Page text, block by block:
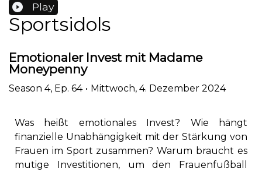
Play
Sportsidols
Emotionaler Invest mit Madame
Moneypenny
Season 4, Ep. 64 • Mittwoch, 4. Dezember 2024
Was heißt emotionales Invest? Wie hängt
finanzielle Unabhängigkeit mit der Stärkung von
Frauen im Sport zusammen? Warum braucht es
mutige Investitionen, um den Frauenfußball